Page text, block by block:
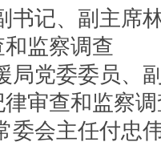
书记、副主席
监察调查
局党委委员、
审查和监察
委会主任付忠